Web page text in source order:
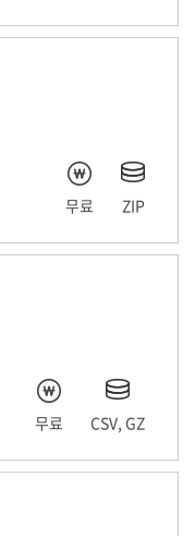
무료 ZIP
무료 CSV, GZ